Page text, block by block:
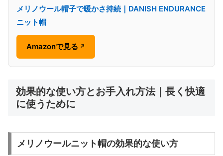
メリノウール帽子で暖かさ持続｜DANISH ENDURANCE
ニット帽
Amazonで見る ↗
効果的な使い方とお手入れ方法｜長く快適
に使うために
メリノウールニット帽の効果的な使い方